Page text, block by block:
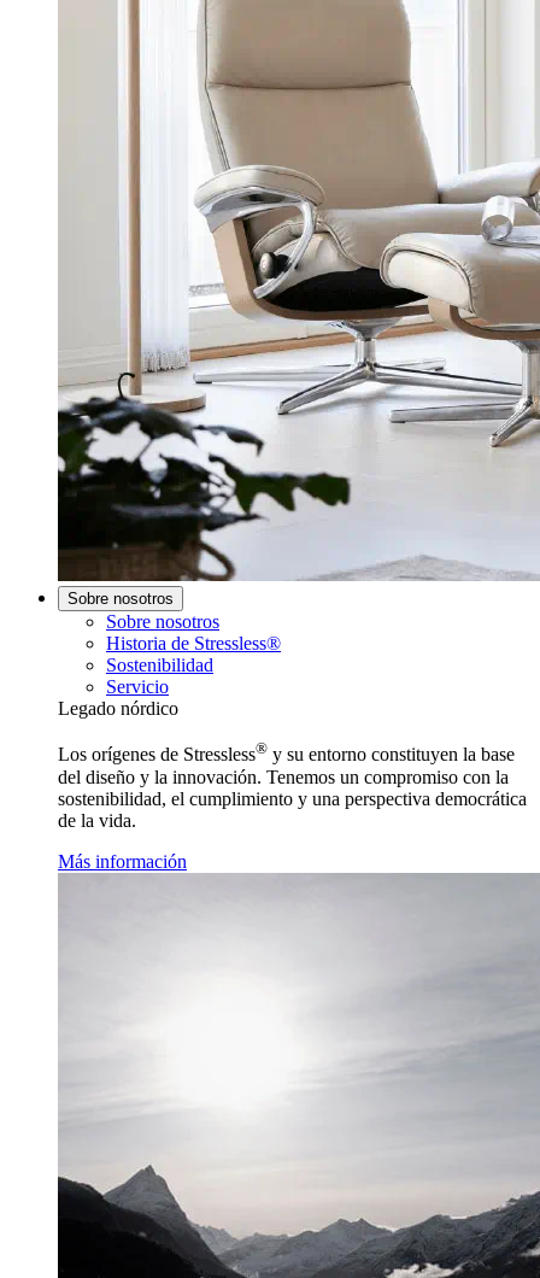
Sobre nosotros
Sobre nosotros
Historia de Stressless®
Sostenibilidad
Servicio
Legado nórdico
Los orígenes de Stressless® y su entorno constituyen la base
del diseño y la innovación. Tenemos un compromiso con la
sostenibilidad, el cumplimiento y una perspectiva democrática
de la vida.
Más información